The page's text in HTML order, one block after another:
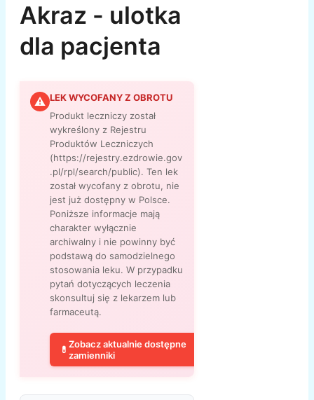
Akraz - ulotka
dla pacjenta
⚠ LEK WYCOFANY Z OBROTU
Produkt leczniczy został
wykreślony z Rejestru
Produktów Leczniczych
(https://rejestry.ezdrowie.gov
.pl/rpl/search/public). Ten lek
został wycofany z obrotu, nie
jest już dostępny w Polsce.
Poniższe informacje mają
charakter wyłącznie
archiwalny i nie powinny być
podstawą do samodzielnego
stosowania leku. W przypadku
pytań dotyczących leczenia
skonsultuj się z lekarzem lub
farmaceutą.
💊 Zobacz aktualnie dostępne
zamienniki